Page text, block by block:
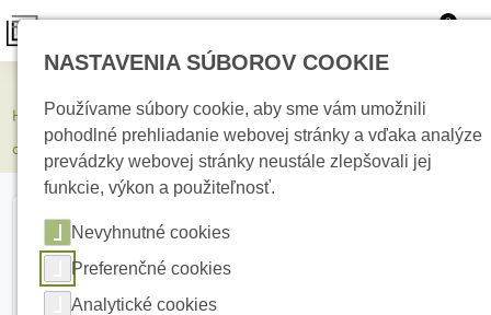
0
HIKVISION DS-KD-ACF2/Black Príslušenstvo pre montáž pod
omietku
NASTAVENIA SÚBOROV COOKIE
Používame súbory cookie, aby sme vám umožnili
pohodlné prehliadanie webovej stránky a vďaka analýze
prevádzky webovej stránky neustále zlepšovali jej
funkcie, výkon a použiteľnosť.
Nevyhnutné cookies
Preferenčné cookies
Analytické cookies